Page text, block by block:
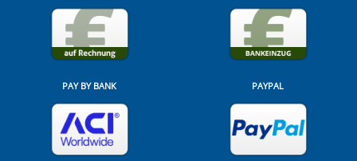
PAY BY BANK PAYPAL